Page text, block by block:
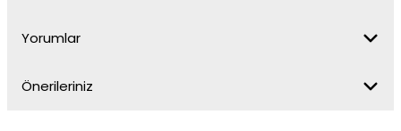
Yorumlar
Önerileriniz